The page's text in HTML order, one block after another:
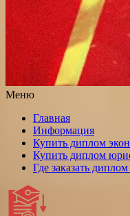
Меню
Главная
Информация
Купить диплом
Купить диплом
Где заказать